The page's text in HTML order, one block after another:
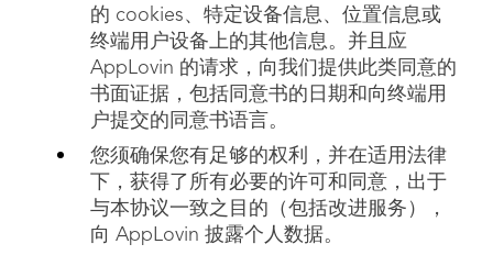
的 cookies、特定设备信息、位置信息或
终端用户设备上的其他信息。并且应
AppLovin 的请求，向我们提供此类同意的
书面证据，包括同意书的日期和向终端用
户提交的同意书语言。
您须确保您有足够的权利，并在适用法律
下，获得了所有必要的许可和同意，出于
与本协议一致之目的（包括改进服务），
向 AppLovin 披露个人数据。